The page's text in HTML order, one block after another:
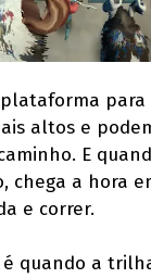
para
altos e
E
chega a hora
e correr.
é quando a